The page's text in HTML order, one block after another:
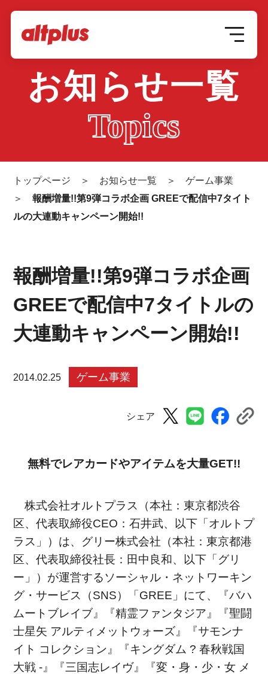
お知らせ一覧
Topics
トップページ ＞ お知らせ一覧 ＞ゲーム事業
＞報酬増量!!第9弾コラボ企画 GREEで配信中7タイト
ルの大連動キャンペーン開始!!
報酬増量!!第9弾コラボ企画
GREEで配信中7タイトルの
大連動キャンペーン開始!!
2014.02.25 ゲーム事業
シェア
無料でレアカードやアイテムを大量GET!!
株式会社オルトプラス（本社：東京都渋谷
区、代表取締役CEO：石井武、以下「オルトプ
ラス」）は、グリー株式会社（本社：東京都港
区、代表取締役社長：田中良和、以下「グリ
ー」）が運営するソーシャル・ネットワーキン
グ・サービス（SNS）「GREE」にて、『バハ
ムートブレイブ』『精霊ファンタジア』『聖闘
士星矢 アルティメットウォーズ』『サモンナ
イト コレクション』『キングダム ? 春秋戦国
大戦 -』『三国志レイヴ』『変・身・少・女 メ